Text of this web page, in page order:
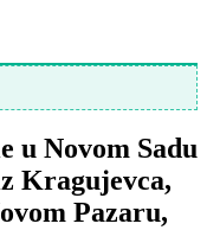
u Novom Sadu
Kragujevca,
Pazaru,